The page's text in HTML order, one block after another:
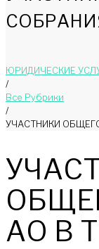
ЮРИДИЧЕСКИЕ
/
Bce Pyбрики
/
УЧАСТНИКИ
АО В